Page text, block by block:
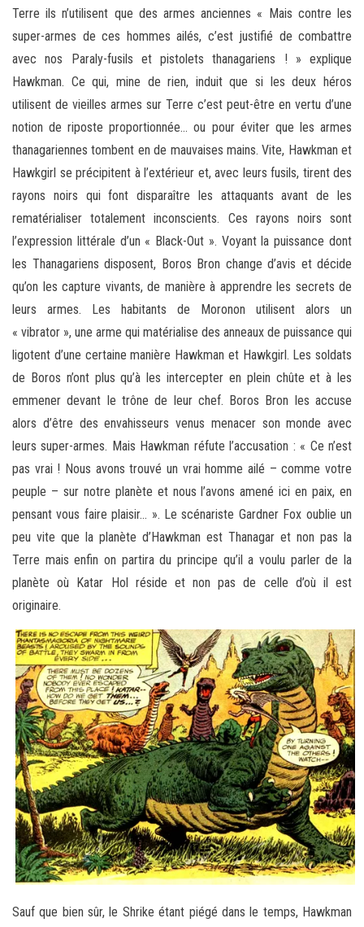
Terre ils n’utilisent que des armes anciennes « Mais contre les
super-armes de ces hommes ailés, c’est justifié de combattre
avec nos Paraly-fusils et pistolets thanagariens ! » explique
Hawkman. Ce qui, mine de rien, induit que si les deux héros
utilisent de vieilles armes sur Terre c’est peut-être en vertu d’une
notion de riposte proportionnée… ou pour éviter que les armes
thanagariennes tombent en de mauvaises mains. Vite, Hawkman et
Hawkgirl se précipitent à l’extérieur et, avec leurs fusils, tirent des
rayons noirs qui font disparaître les attaquants avant de les
rematérialiser totalement inconscients. Ces rayons noirs sont
l’expression littérale d’un « Black-Out ». Voyant la puissance dont
les Thanagariens disposent, Boros Bron change d’avis et décide
qu’on les capture vivants, de manière à apprendre les secrets de
leurs armes. Les habitants de Moronon utilisent alors un
« vibrator », une arme qui matérialise des anneaux de puissance qui
ligotent d’une certaine manière Hawkman et Hawkgirl. Les soldats
de Boros n’ont plus qu’à les intercepter en plein chûte et à les
emmener devant le trône de leur chef. Boros Bron les accuse
alors d’être des envahisseurs venus menacer son monde avec
leurs super-armes. Mais Hawkman réfute l’accusation : « Ce n’est
pas vrai ! Nous avons trouvé un vrai homme ailé – comme votre
peuple – sur notre planète et nous l’avons amené ici en paix, en
pensant vous faire plaisir… ». Le scénariste Gardner Fox oublie un
peu vite que la planète d’Hawkman est Thanagar et non pas la
Terre mais enfin on partira du principe qu’il a voulu parler de la
planète où Katar Hol réside et non pas de celle d’où il est
originaire.
Sauf que bien sûr, le Shrike étant piégé dans le temps, Hawkman